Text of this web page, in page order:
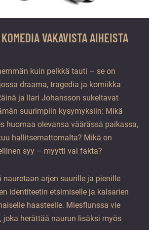
VAKAVISTA AIHEISTA
kuin pelkkä tauti – se on
draama, tragedia ja komiikka
ja Ilari Johansson sukeltavat
suurimpiin kysymyksiin: Mikä
huomaa olevansa väärässä paikassa,
hallitsemattomalta? Mikä on
syy – myytti vai fakta?
nauretaan arjen suurille ja pienille
identiteetin etsimiselle ja kalsarien
haasteelle. Miesflunssa vie
joka herättää naurun lisäksi myös